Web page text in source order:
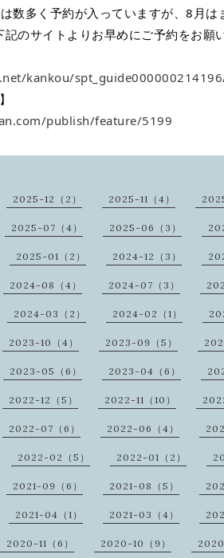
数多く予約が入っていますが、8月
記のサイトよりお早めにご予約をお願
kankou/
publish/feature/5199
2025-12（2） 2025-11（4）
2025-07（4） 2025-06（3）
2025-01（2） 2024-12（3）
2024-08（4） 2024-07（3）
2024-03（2） 2024-02（1）
2023-10（4） 2023-09（5）
2023-05（6） 2023-04（6）
2022-12（5） 2022-11（10）
2022-07（6） 2022-06（4）
2022-02（5） 2022-01（2）
2021-09（6） 2021-08（5）
2021-04（1） 2021-03（4）
2020-11（6） 2020-10（9）